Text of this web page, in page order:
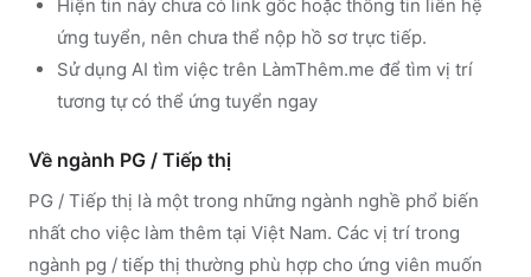
Hiện tin này chưa có link gốc hoặc thông tin liên hệ
ứng tuyển, nên chưa thể nộp hồ sơ trực tiếp.
Sử dụng AI tìm việc trên LàmThêm.me để tìm vị trí
tương tự có thể ứng tuyển ngay
Về ngành PG / Tiếp thị
PG / Tiếp thị là một trong những ngành nghề phổ biến
nhất cho việc làm thêm tại Việt Nam. Các vị trí trong
ngành pg / tiếp thị thường phù hợp cho ứng viên muốn